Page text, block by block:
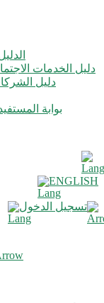
دليل الخدمات
دليل
بوابة
ENGLISH
تسجيل الدخول